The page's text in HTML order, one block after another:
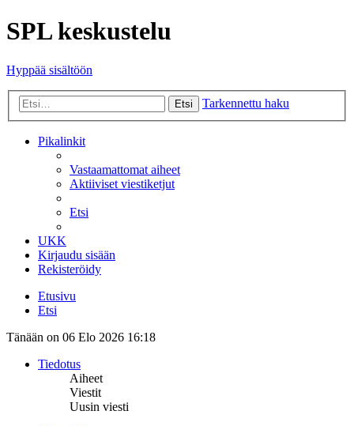
SPL keskustelu
Hyppää sisältöön
Etsi Tarkennettu haku
Pikalinkit
Vastaamattomat aiheet
Aktiiviset viestiketjut
Etsi
UKK
Kirjaudu sisään
Rekisteröidy
Etusivu
Etsi
Tänään on 06 Elo 2026 16:18
Tiedotus
Aiheet
Viestit
Uusin viesti